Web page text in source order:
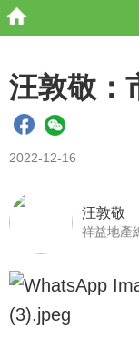
汪敦敬：
2022-12-16
汪敦敬
祥益地產